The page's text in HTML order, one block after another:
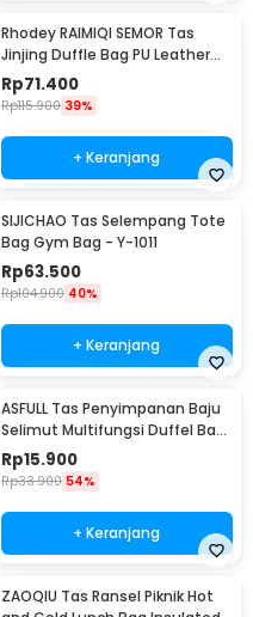
Rhodey RAIMIQI SEMOR Tas
Jinjing Duffle Bag PU Leather
Unisex 20 Inch Beige Bear - C01
Rp71.400
Rp115.900 39%
+ Keranjang
SIJICHAO Tas Selempang Tote
Bag Gym Bag - Y-1011
Rp63.500
Rp104.900 40%
+ Keranjang
ASFULL Tas Penyimpanan Baju
Selimut Multifungsi Duffel Bag
Oxford 60x40x30cm - ASS60
Rp15.900
Rp33.900 54%
+ Keranjang
ZAOQIU Tas Ransel Piknik Hot